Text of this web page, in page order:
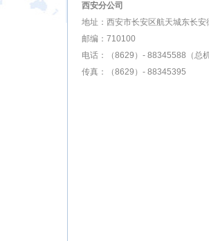
西安分公司
地址：西安市长安区航天城东长
邮编：710100
电话：（8629）- 88345588（总
传真：（8629）- 88345395